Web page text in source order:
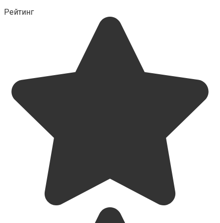
Рейтинг